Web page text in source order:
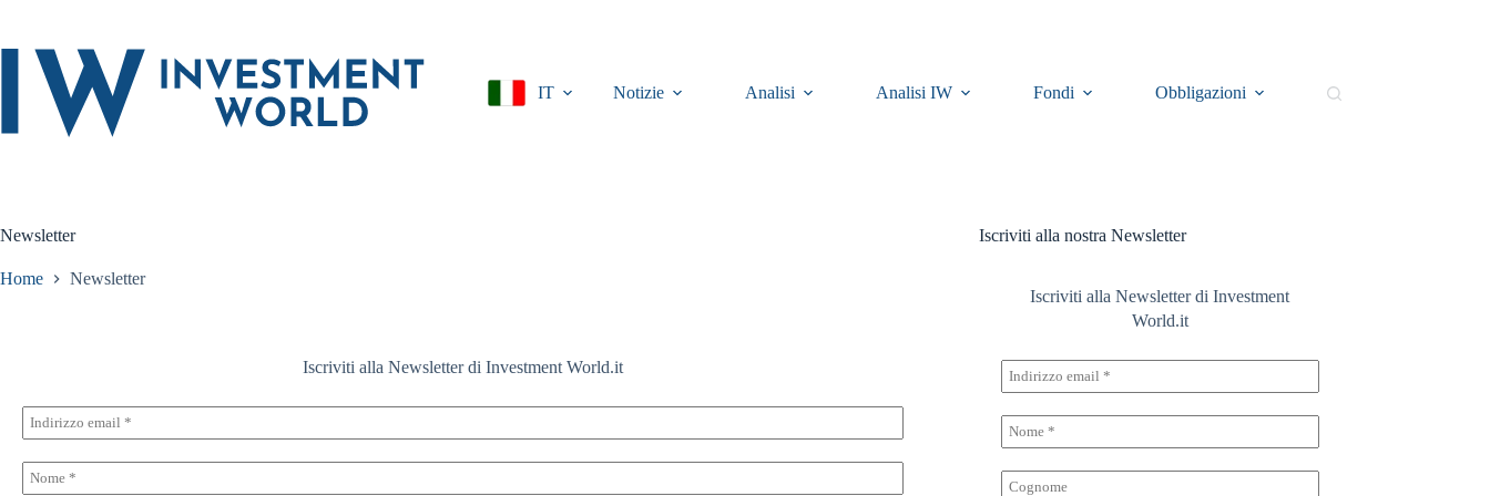
al
contenuto
IT
Notizie Analisi Analisi IW Fondi Obbligazioni Il Rosso e il Nero
Newsletter
Home Newsletter
Iscriviti alla Newsletter di Investment World.it
Iscriviti alla nostra Newsletter
Iscriviti alla Newsletter di Investment
World.it